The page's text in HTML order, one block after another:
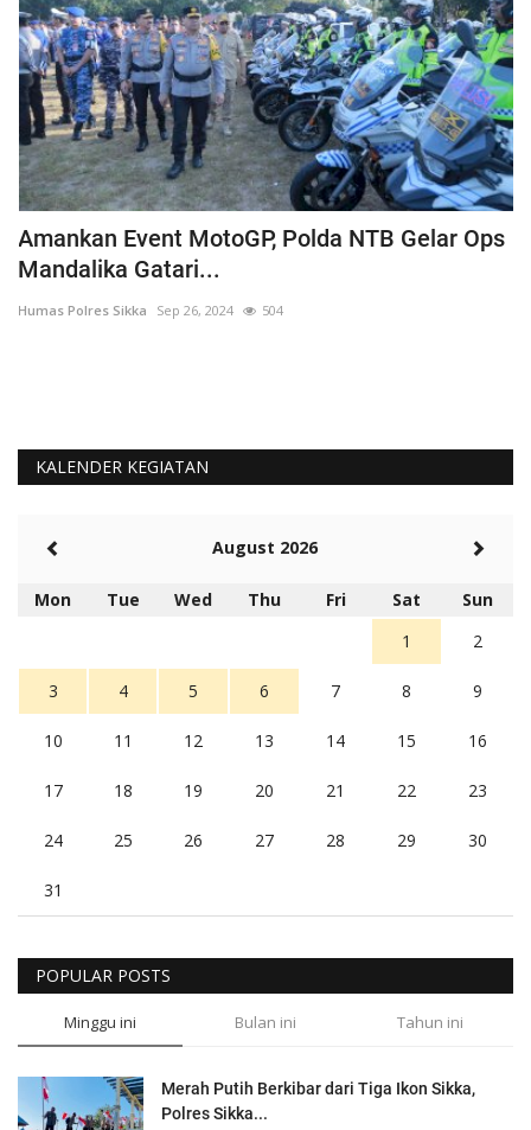
Amankan Event MotoGP, Polda NTB Gelar Ops
Mandalika Gatari...
Humas Polres Sikka Sep 26, 2024 504
KALENDER KEGIATAN
August 2026
Mon Tue Wed Thu Fri Sat
Sun
1
2
3 4 5 6 7 8 9
10 11 12 13 14 15 16
17 18 19 20 21 22 23
24 25 26 27 28 29 30
31
POPULAR POSTS
Minggu ini Bulan ini Tahun ini
Merah Putih Berkibar dari Tiga Ikon Sikka,
Polres Sikka...